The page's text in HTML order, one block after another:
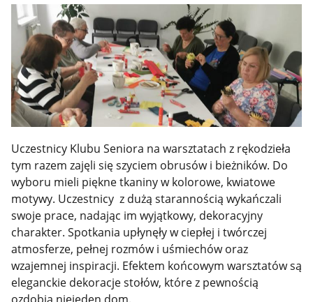
Uczestnicy Klubu Seniora na warsztatach z rękodzieła
tym razem zajęli się szyciem obrusów i bieżników. Do
wyboru mieli piękne tkaniny w kolorowe, kwiatowe
motywy. Uczestnicy z dużą starannością wykańczali
swoje prace, nadając im wyjątkowy, dekoracyjny
charakter. Spotkania upłynęły w ciepłej i twórczej
atmosferze, pełnej rozmów i uśmiechów oraz
wzajemnej inspiracji. Efektem końcowym warsztatów są
eleganckie dekoracje stołów, które z pewnością